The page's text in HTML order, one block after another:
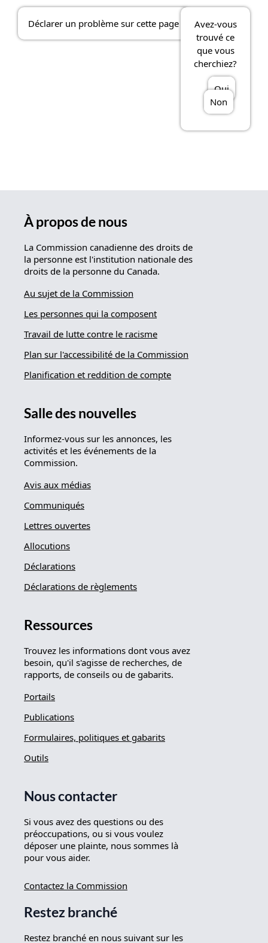
Déclarer un problème sur cette page
Avez-vous
trouvé ce
que vous
cherchiez?
Oui
Non
À propos de nous
La Commission canadienne des droits de
la personne est l'institution nationale des
droits de la personne du Canada.
Au sujet de la Commission
Les personnes qui la composent
Travail de lutte contre le racisme
Plan sur l'accessibilité de la Commission
Planification et reddition de compte
Salle des nouvelles
Informez-vous sur les annonces, les
activités et les événements de la
Commission.
Avis aux médias
Communiqués
Lettres ouvertes
Allocutions
Déclarations
Déclarations de règlements
Ressources
Trouvez les informations dont vous avez
besoin, qu'il s'agisse de recherches, de
rapports, de conseils ou de gabarits.
Portails
Publications
Formulaires, politiques et gabarits
Outils
Nous contacter
Si vous avez des questions ou des
préoccupations, ou si vous voulez
déposer une plainte, nous sommes là
pour vous aider.
Contactez la Commission
Restez branché
Restez branché en nous suivant sur les